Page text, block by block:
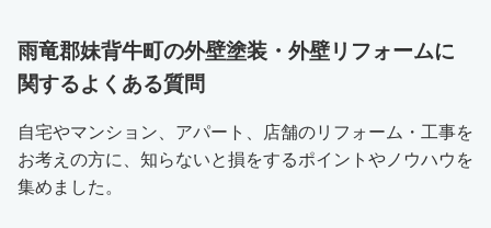
雨竜郡妹背牛町の外壁塗装・外壁リフォームに
関するよくある質問
自宅やマンション、アパート、店舗のリフォーム・工事を
お考えの方に、知らないと損をするポイントやノウハウを
集めました。